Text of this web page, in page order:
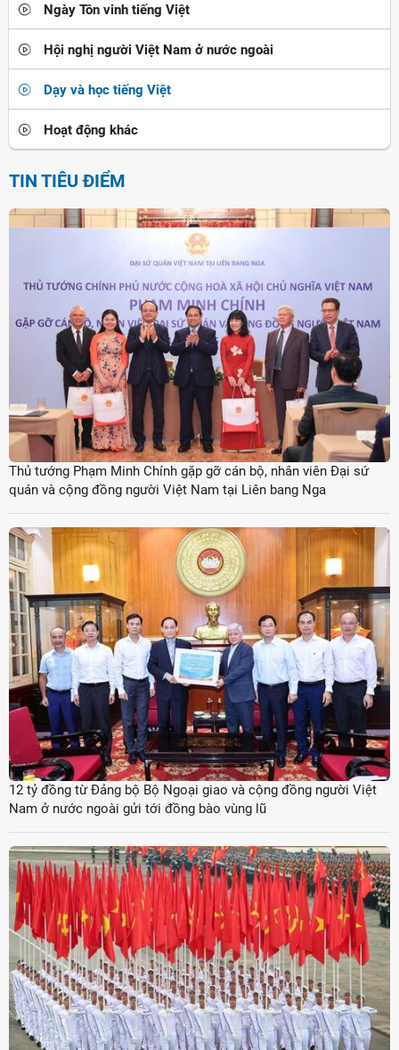
Ngày Tôn vinh tiếng Việt
Hội nghị người Việt Nam ở nước ngoài
Dạy và học tiếng Việt
Hoạt động khác
TIN TIÊU ĐIỂM
Thủ tướng Phạm Minh Chính gặp gỡ cán bộ, nhân viên Đại sứ
quán và cộng đồng người Việt Nam tại Liên bang Nga
12 tỷ đồng từ Đảng bộ Bộ Ngoại giao và cộng đồng người Việt
Nam ở nước ngoài gửi tới đồng bào vùng lũ